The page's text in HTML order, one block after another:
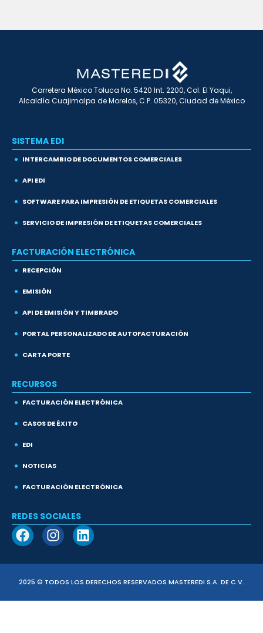
Carretera México Toluca No. 5420 Int. 2200, Col. El Yaqui,
Alcaldía Cuajimalpa de Morelos, C.P. 05320, Ciudad de México
SISTEMA EDI
INTERCAMBIO DE DOCUMENTOS COMERCIALES
API EDI
SOFTWARE PARA IMPRESIÓN DE ETIQUETAS COMERCIALES
SERVICIO DE IMPRESIÓN DE ETIQUETAS COMERCIALES
FACTURACIÓN ELECTRÓNICA
RECEPCIÓN
EMISIÓN
API DE EMISIÓN Y TIMBRADO
PORTAL PERSONALIZADO DE AUTOFACTURACIÓN
CARTA PORTE
RECURSOS
FACTURACIÓN ELECTRÓNICA
CASOS DE ÉXITO
EDI
NOTICIAS
FACTURACIÓN ELECTRÓNICA
REDES SOCIALES
2025 © TODOS LOS DERECHOS RESERVADOS MASTEREDI S.A. DE C.V.